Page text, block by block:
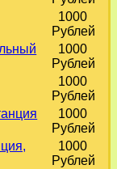
1000
Рублей
1000
Рублей
1000
Рублей
1000
Рублей
1000
Рублей